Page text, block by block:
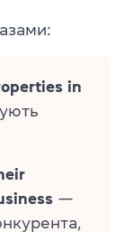
in
—